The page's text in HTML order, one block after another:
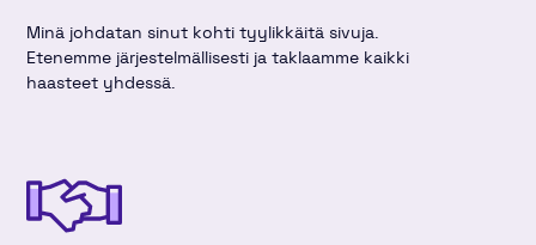
Minä johdatan sinut kohti tyylikkäitä sivuja.
Etenemme järjestelmällisesti ja taklaamme kaikki
haasteet yhdessä.